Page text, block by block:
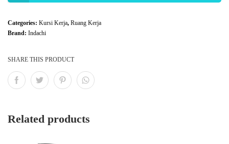
Categories: Kursi Kerja, Ruang Kerja
Brand: Indachi
SHARE THIS PRODUCT
Related products